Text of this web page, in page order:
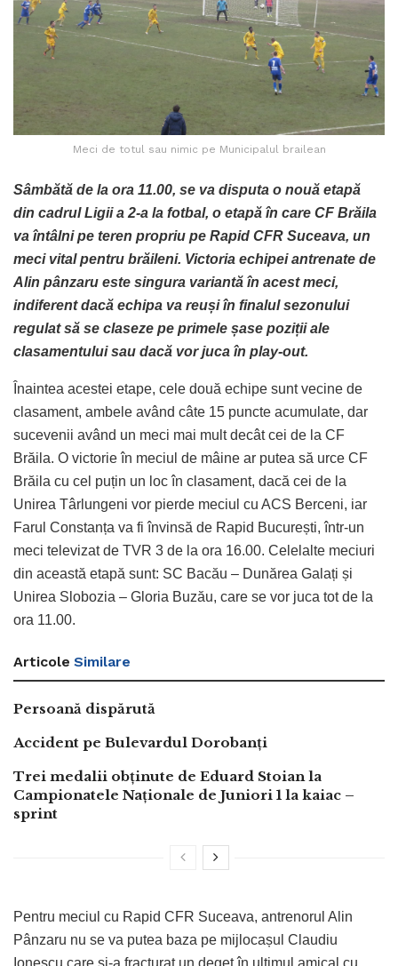
Meci de totul sau nimic pe Municipalul brailean
Sâmbătă de la ora 11.00, se va disputa o nouă etapă
din cadrul Ligii a 2-a la fotbal, o etapă în care CF Brăila
va întâlni pe teren propriu pe Rapid CFR Suceava, un
meci vital pentru brăileni. Victoria echipei antrenate de
Alin pânzaru este singura variantă în acest meci,
indiferent dacă echipa va reuși în finalul sezonului
regulat să se claseze pe primele șase poziții ale
clasamentului sau dacă vor juca în play-out.
Înaintea acestei etape, cele două echipe sunt vecine de
clasament, ambele având câte 15 puncte acumulate, dar
sucevenii având un meci mai mult decât cei de la CF
Brăila. O victorie în meciul de mâine ar putea să urce CF
Brăila cu cel puțin un loc în clasament, dacă cei de la
Unirea Târlungeni vor pierde meciul cu ACS Berceni, iar
Farul Constanța va fi învinsă de Rapid București, într-un
meci televizat de TVR 3 de la ora 16.00. Celelalte meciuri
din această etapă sunt: SC Bacău – Dunărea Galați și
Unirea Slobozia – Gloria Buzău, care se vor juca tot de la
ora 11.00.
Articole Similare
Persoană dispărută
Accident pe Bulevardul Dorobanți
Trei medalii obținute de Eduard Stoian la
Campionatele Naționale de Juniori 1 la kaiac –
sprint
Pentru meciul cu Rapid CFR Suceava, antrenorul Alin
Pânzaru nu se va putea baza pe mijlocașul Claudiu
Ionescu care și-a fracturat un deget în ultimul amical cu